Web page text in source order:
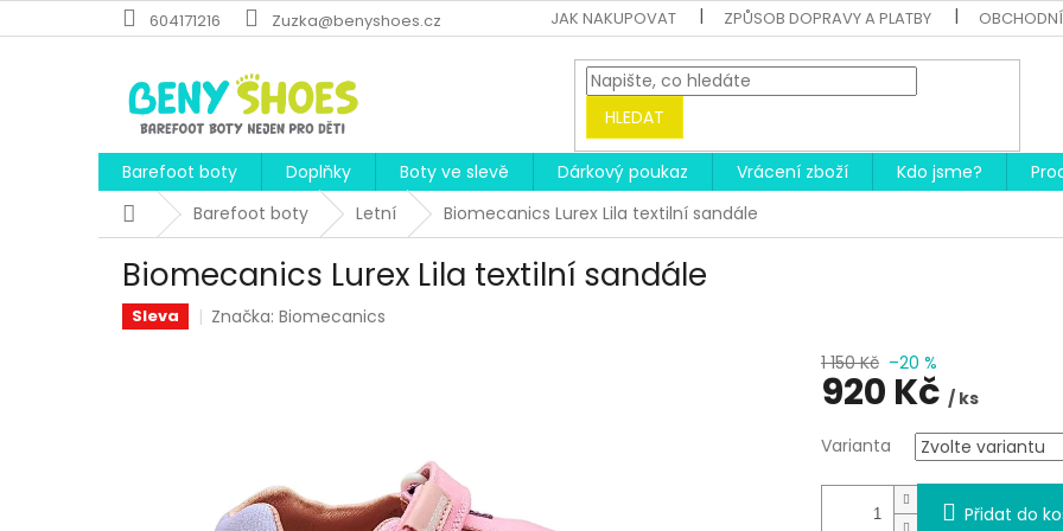
na
604171216 Zuzka@benyshoes.cz JAK NAKUPOVAT ZPŮSOB DOPRAVY A PLATBY OBCHODNÍ
HLEDAT
Barefoot boty Doplňky Boty ve slevě Dárkový poukaz Vrácení zboží Kdo jsme?
DomůBarefoot boty Letní Biomecanics Lurex Lila textilní sandále
Biomecanics Lurex Lila textilní sandále
Sleva Značka:Biomecanics
1 150 Kč –20 %
920 Kč / ks
cena:
Varianta
Přidat do